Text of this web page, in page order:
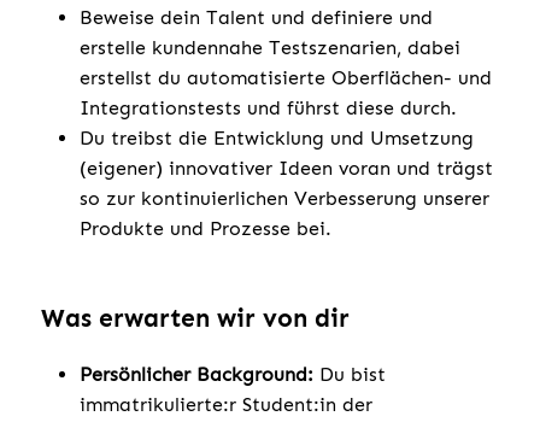
Beweise dein Talent und definiere und
erstelle kundennahe Testszenarien, dabei
erstellst du automatisierte Oberflächen- und
Integrationstests und führst diese durch.
Du treibst die Entwicklung und Umsetzung
(eigener) innovativer Ideen voran und trägst
so zur kontinuierlichen Verbesserung unserer
Produkte und Prozesse bei.
Was erwarten wir von dir
Persönlicher Background: Du bist
immatrikulierte:r Student:in der